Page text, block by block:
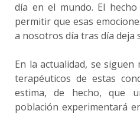
día en el mundo. El
permitir que esas
a nosotros día tras día deja
En la actualidad, se
terapéuticos de estas
estima, de hecho, que
población experimentará